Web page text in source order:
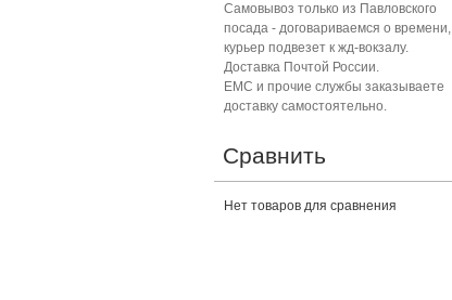
Самовывоз только из Павловского
посада - договариваемся о времени,
курьер подвезет к жд-вокзалу.
Доставка Почтой России.
ЕМС и прочие службы заказываете
доставку самостоятельно.
Сравнить
Нет товаров для сравнения